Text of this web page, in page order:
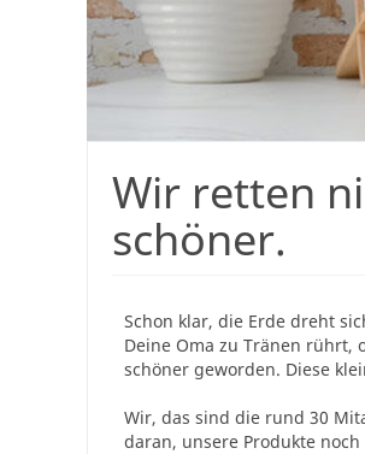
Wir retten
schöner.
Schon klar, die Erde dreht
Deine Oma zu Tränen rührt,
schöner geworden. Diese
Wir, das sind die rund 30
daran, unsere Produkte